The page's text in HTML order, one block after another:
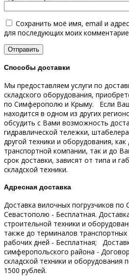
Сохранить моё имя, email и
для последующих моих
Способы доставки
Мы предоставляем услуги по
складского оборудования,
по Симферополю и Крыму.
Если
находится в одном из других
обсудить с Вами возможность
гидравлической тележки,
другой техники и оборудования,
транспортной компании, так и до
срок доставки, зависят от типа и
складской техники.
Адресная доставка
Доставка вилочных погрузчиков
Севастополю - Бесплатная.
строительной техники и
также до терминалов
рабочих дней - Бесплатная;
симферопольского района -
складской техники и
1500 рублей.